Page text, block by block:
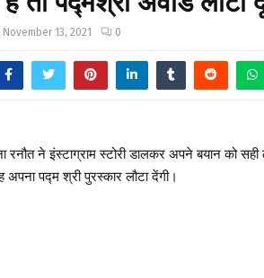
November 13, 2021 0
रनौत ने इंस्टाग्राम स्टोरी डालकर अपने बयान को सही
पद्म श्री पुरस्कार लौटा देंगी।